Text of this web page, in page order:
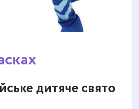
дитяче свято